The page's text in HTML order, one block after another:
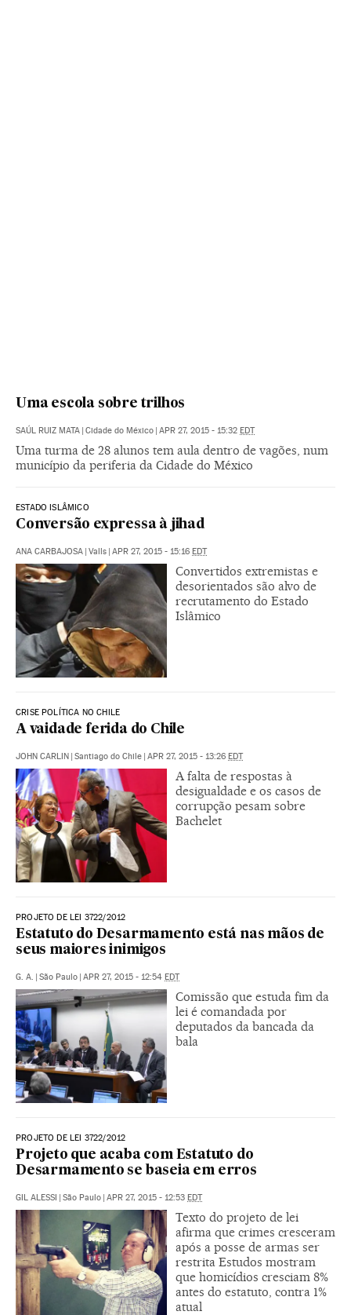
Uma escola sobre trilhos
SAÚL RUIZ MATA | Cidade do México | APR 27, 2015 - 15:32 EDT
Uma turma de 28 alunos tem aula dentro de vagões, num
município da periferia da Cidade do México
ESTADO ISLÂMICO
Conversão expressa à jihad
ANA CARBAJOSA | Valls | APR 27, 2015 - 15:16 EDT
Convertidos extremistas e
desorientados são alvo de
recrutamento do Estado
Islâmico
CRISE POLÍTICA NO CHILE
A vaidade ferida do Chile
JOHN CARLIN | Santiago do Chile | APR 27, 2015 - 13:26 EDT
A falta de respostas à
desigualdade e os casos de
corrupção pesam sobre
Bachelet
PROJETO DE LEI 3722/2012
Estatuto do Desarmamento está nas mãos de
seus maiores inimigos
G. A. | São Paulo | APR 27, 2015 - 12:54 EDT
Comissão que estuda fim da
lei é comandada por
deputados da bancada da
bala
PROJETO DE LEI 3722/2012
Projeto que acaba com Estatuto do
Desarmamento se baseia em erros
GIL ALESSI | São Paulo | APR 27, 2015 - 12:53 EDT
Texto do projeto de lei
afirma que crimes cresceram
após a posse de armas ser
restrita Estudos mostram
que homicídios cresciam 8%
antes do estatuto, contra 1%
atual